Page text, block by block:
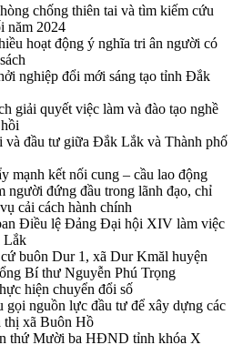
chống thiên tai và tìm kiếm cứu
năm 2024
hoạt động ý nghĩa tri ân người có
nghiệp đổi mới sáng tạo tỉnh Đắk
giải quyết việc làm và đào tạo nghề
và đầu tư giữa Đắk Lắk và Thành phố
mạnh kết nối cung – cầu lao động
người đứng đầu trong lãnh đạo, chỉ
cải cách hành chính
Điều lệ Đảng Đại hội XIV làm việc
Lắk
buôn Dur 1, xã Dur Kmăl huyện
Bí thư Nguyễn Phú Trọng
hiện chuyển đổi số
gọi nguồn lực đầu tư để xây dựng các
thị xã Buôn Hồ
thứ Mười ba HĐND tỉnh khóa X